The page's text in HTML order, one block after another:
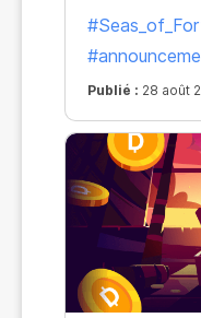
Publié : 28 août